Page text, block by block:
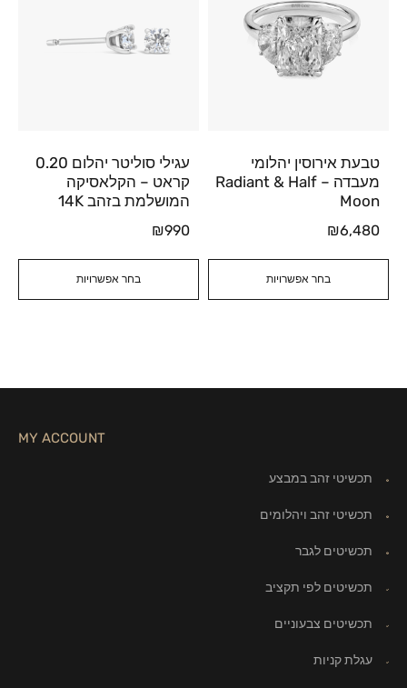
בחר אפשרויות
טבעת אירוסין יהלומי
מעבדה – Radiant & Half
Moon
₪6,480
בחר אפשרויות
עגילי סוליטר יהלום 0.20
קראט – הקלאסיקה
המושלמת בזהב 14K
₪990
MY ACCOUNT
תכשיטי זהב במבצע
תכשיטי זהב ויהלומים
תכשיטים לגבר
תכשיטים לפי תקציב
תכשיטים צבעוניים
עגלת קניות